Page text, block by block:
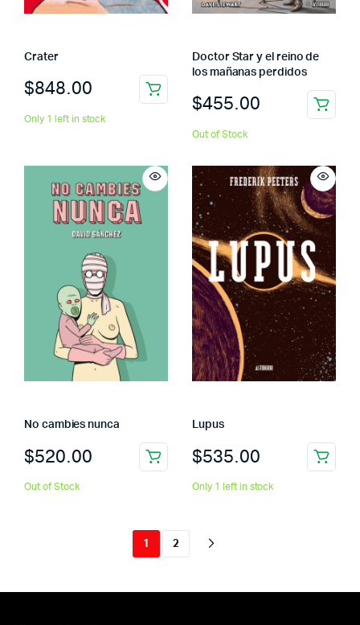
Crater
$848.00
Only 1 left in stock
Doctor Star y el reino de
los mañanas perdidos
$455.00
Out of Stock
No cambies nunca
$520.00
Out of Stock
Lupus
$535.00
Only 1 left in stock
1 2